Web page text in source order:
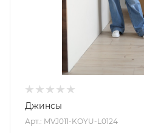
Джинсы
Арт.: MVJ011-KOYU-L0124